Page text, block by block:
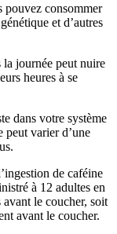
pouvez consommer
et d’autres
la journée peut nuire
heures à se
dans votre système
peut varier d’une
de caféine
à 12 adultes en
le coucher, soit
avant le coucher.